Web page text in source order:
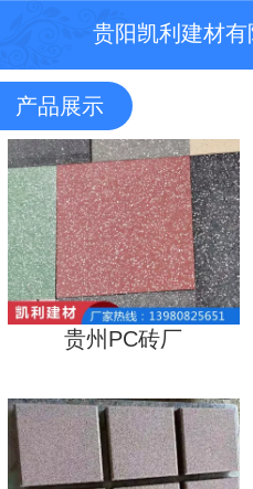
贵阳凯利建材有
产品展示
贵州PC砖厂